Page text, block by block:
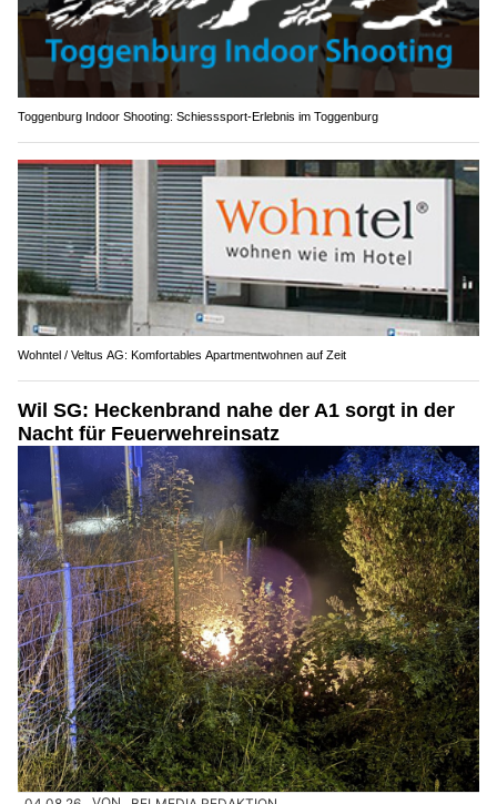
Toggenburg Indoor Shooting: Schiesssport-Erlebnis im Toggenburg
Wohntel / Veltus AG: Komfortables Apartmentwohnen auf Zeit
Wil SG: Heckenbrand nahe der A1 sorgt in der
Nacht für Feuerwehreinsatz